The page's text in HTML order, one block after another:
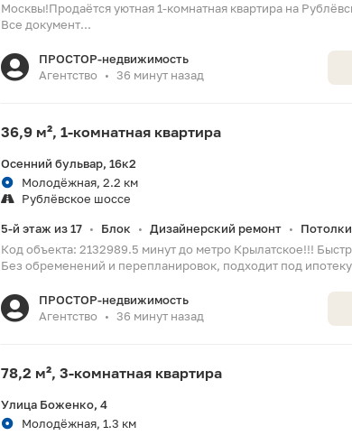
Москвы!Продаётся уютная 1-комнатная квартира на
Все документ...
ПРОСТОР-недвижимость
Агентство
• 36 минут назад
36,9 м², 1-комнатная квартира
Осенний бульвар, 16к2
Молодёжная, 2.2 км
Рублёвское шоссе
5-й этаж из 17 • Блок • Дизайнерский ремонт •
Код объекта: 2132989.5 минут до метро Крылатское!!!
Без обременений и перепланировок, подходит под
ПРОСТОР-недвижимость
Агентство
• 36 минут назад
78,2 м², 3-комнатная квартира
Улица Боженко, 4
Молодёжная, 1.3 км